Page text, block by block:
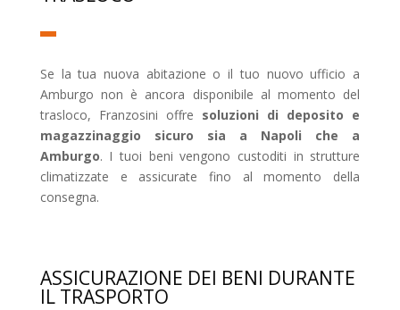
Se la tua nuova abitazione o il tuo nuovo ufficio a
Amburgo non è ancora disponibile al momento del
trasloco, Franzosini offre soluzioni di deposito e
magazzinaggio sicuro sia a Napoli che a
Amburgo. I tuoi beni vengono custoditi in strutture
climatizzate e assicurate fino al momento della
consegna.
ASSICURAZIONE DEI BENI DURANTE
IL TRASPORTO